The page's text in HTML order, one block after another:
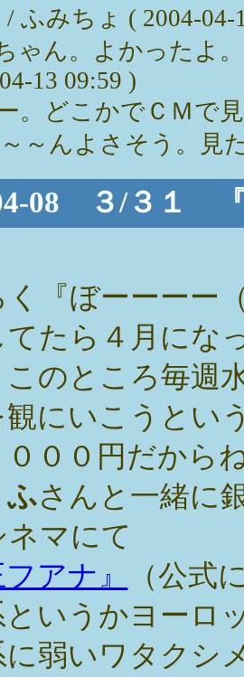
ふみちょ ( 2004-04-
ゃん。よかったよ
13 09:59 )
。どこかでＣＭで
～んよさそう。見
08 ３/３１
く『ぼーーーー
てたら４月にな
このところ毎週
観にいこうとい
０００円だから
ふさんと一緒に
ネマにて
フアナ』
（公式
というかヨーロ
に弱いワタクシ